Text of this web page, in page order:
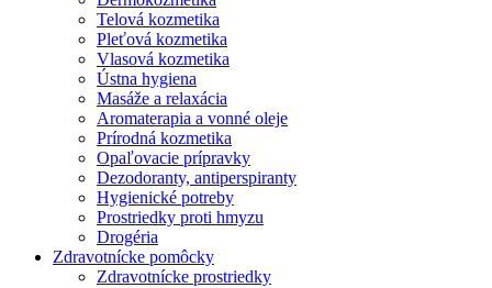
Telová kozmetika
Pleťová kozmetika
Vlasová kozmetika
Ústna hygiena
Masáže a relaxácia
Aromaterapia a vonné oleje
Prírodná kozmetika
Opaľovacie prípravky
Dezodoranty, antiperspiranty
Hygienické potreby
Prostriedky proti hmyzu
Drogéria
Zdravotnícke pomôcky
Zdravotnícke prostriedky